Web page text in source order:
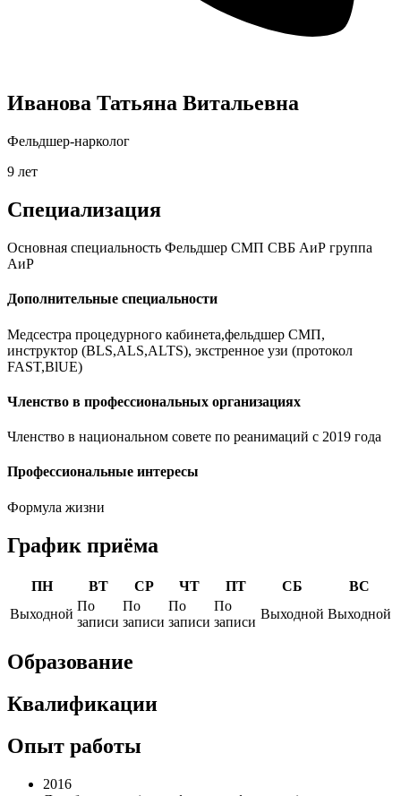
Иванова Татьяна Витальевна
Фельдшер-нарколог
9 лет
Специализация
Основная специальность Фельдшер СМП СВБ АиР группа
АиР
Дополнительные специальности
Медсестра процедурного кабинета,фельдшер СМП,
инструктор (BLS,ALS,ALTS), экстренное узи (протокол
FAST,BlUE)
Членство в профессиональных организациях
Членство в национальном совете по реанимаций с 2019 года
Профессиональные интересы
Формула жизни
График приёма
ПН ВТ СР ЧТ ПТ СБ
ВС
Выходной
По
записи
По
записи
По
записи
По
записи
Выходной Выходной
Образование
Квалификации
Опыт работы
2016